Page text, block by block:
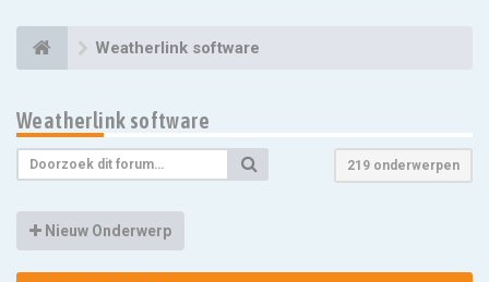
Weatherlink software
Weatherlink software
219 onderwerpen
Nieuw Onderwerp